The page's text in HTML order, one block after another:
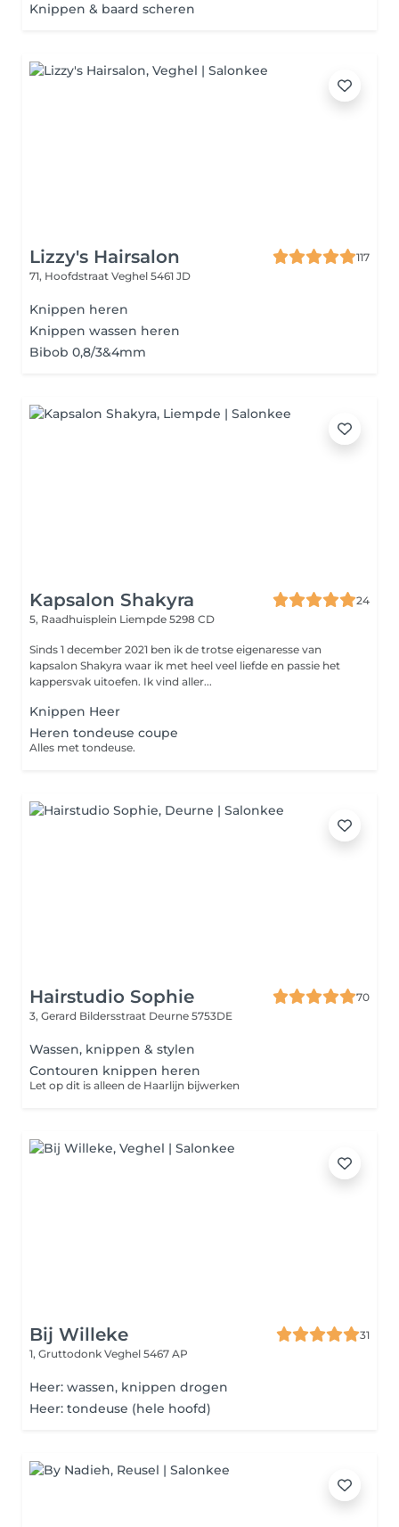
Knippen & baard scheren
Lizzy's Hairsalon
117
71, Hoofdstraat Veghel 5461 JD
Knippen heren
Knippen wassen heren
Bibob 0,8/3&4mm
Kapsalon Shakyra
24
5, Raadhuisplein Liempde 5298 CD
Sinds 1 december 2021 ben ik de trotse eigenaresse van
kapsalon Shakyra waar ik met heel veel liefde en passie het
kappersvak uitoefen. Ik vind aller...
Knippen Heer
Heren tondeuse coupe
Alles met tondeuse.
Hairstudio Sophie
70
3, Gerard Bildersstraat Deurne 5753DE
Wassen, knippen & stylen
Contouren knippen heren
Let op dit is alleen de Haarlijn bijwerken
Bij Willeke
31
1, Gruttodonk Veghel 5467 AP
Heer: wassen, knippen drogen
Heer: tondeuse (hele hoofd)